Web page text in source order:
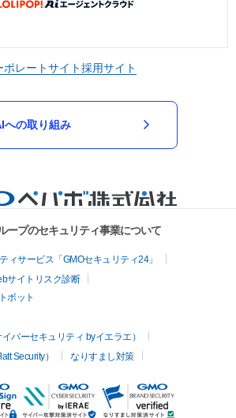
ポレートサイト採用サイト
への取り組み
ープのセキュリティ事業について
ィサービス「GMOセキュリティ24」
サイトリスク診断
ボット
バーセキュリティ byイエラエ）
Security）
なりすまし対策